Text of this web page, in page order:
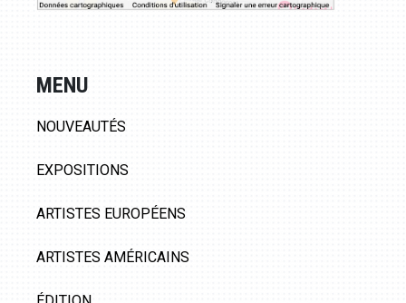
MENU
NOUVEAUTÉS
EXPOSITIONS
ARTISTES EUROPÉENS
ARTISTES AMÉRICAINS